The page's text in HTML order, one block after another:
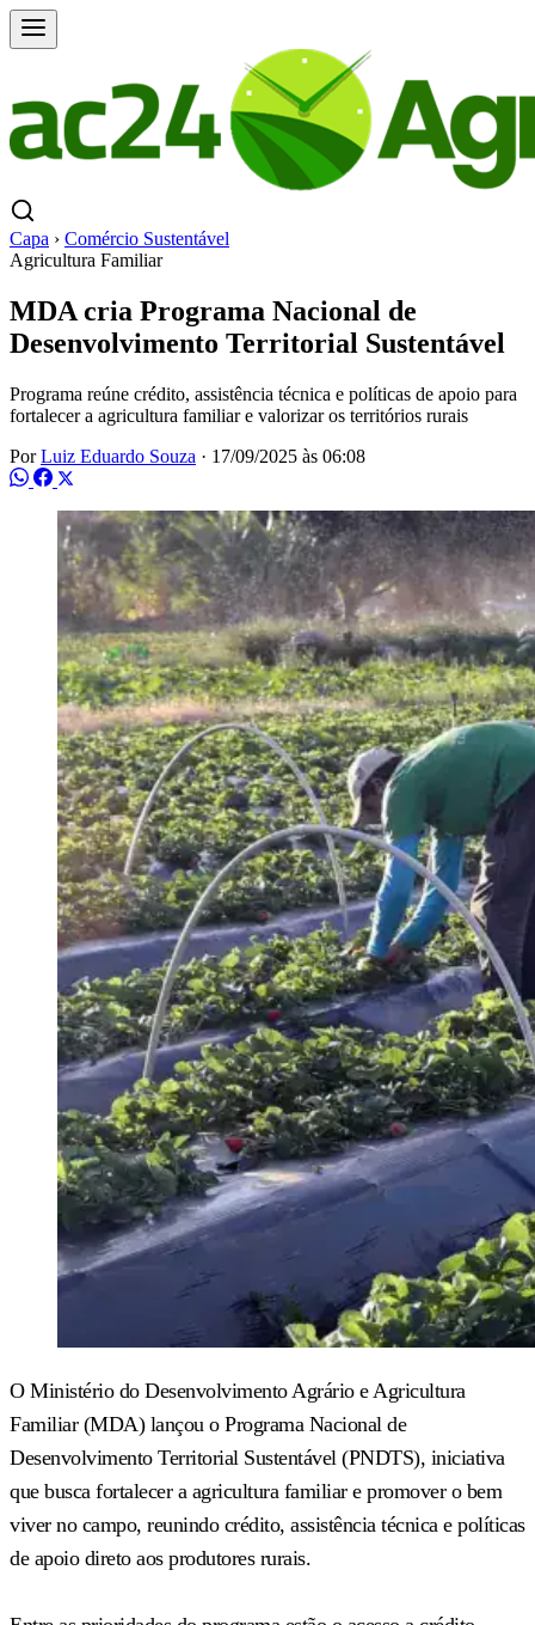
Capa › Comércio Sustentável
Agricultura Familiar
MDA cria Programa Nacional de
Desenvolvimento Territorial Sustentável
Programa reúne crédito, assistência técnica e políticas de apoio para
fortalecer a agricultura familiar e valorizar os territórios rurais
PorLuiz Eduardo Souza · 17/09/2025 às 06:08
O Ministério do Desenvolvimento Agrário e Agricultura
Familiar (MDA) lançou o Programa Nacional de
Desenvolvimento Territorial Sustentável (PNDTS), iniciativa
que busca fortalecer a agricultura familiar e promover o bem
viver no campo, reunindo crédito, assistência técnica e políticas
de apoio direto aos produtores rurais.